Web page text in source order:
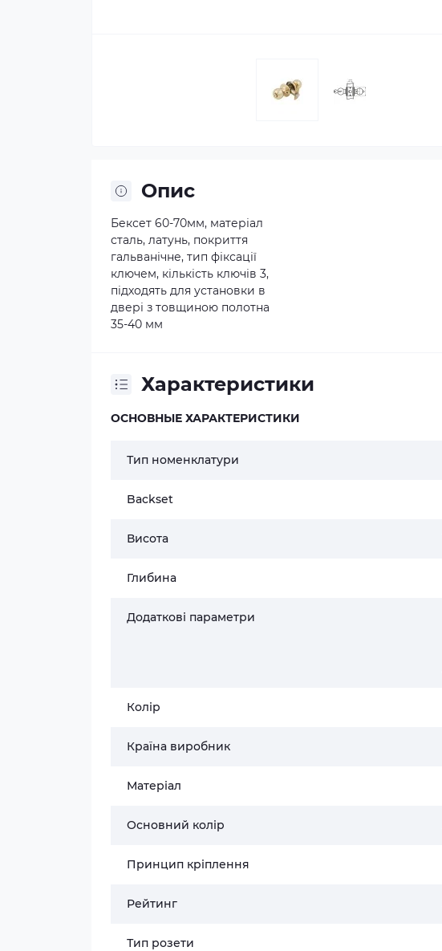
Опис
Бексет 60-70мм, матеріал
сталь, латунь, покриття
гальванічне, тип фіксації
ключем, кількість ключів 3,
підходять для установки в
двері з товщиною полотна
35-40 мм
Характеристики
ОСНОВНЫЕ ХАРАКТЕРИСТИКИ
Тип номенклатури
Backset
Висота
Глибина
Додаткові параметри
Колір
Країна виробник
Матеріал
Основний колір
Принцип кріплення
Рейтинг
Тип розети